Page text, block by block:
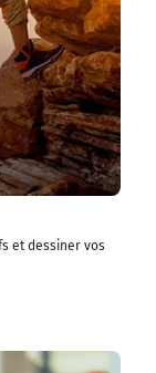
et dessiner vos